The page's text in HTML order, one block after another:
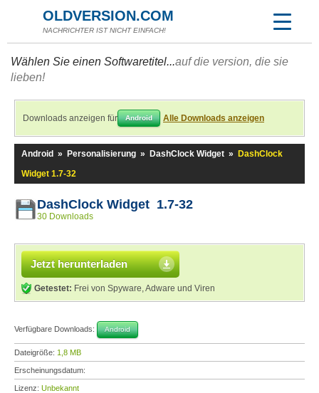
OLDVERSION.COM
NACHRICHTER IST NICHT EINFACH!
Wählen Sie einen Softwaretitel...auf die version, die sie
lieben!
Downloads anzeigen für Android Alle Downloads anzeigen
Android » Personalisierung » DashClock Widget »
DashClock
Widget 1.7-32
DashClock Widget 1.7-32
30 Downloads
Jetzt herunterladen
Getestet: Frei von Spyware, Adware und Viren
Verfügbare Downloads: Android
Dateigröße: 1,8 MB
Erscheinungsdatum:
Lizenz: Unbekannt